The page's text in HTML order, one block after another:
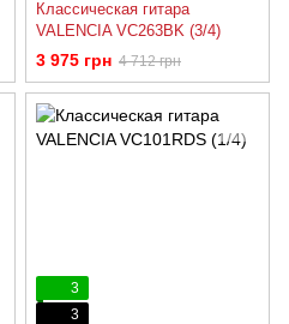
Классическая гитара
VALENCIA VC263BK (3/4)
3 975 грн 4 712 грн
3
3